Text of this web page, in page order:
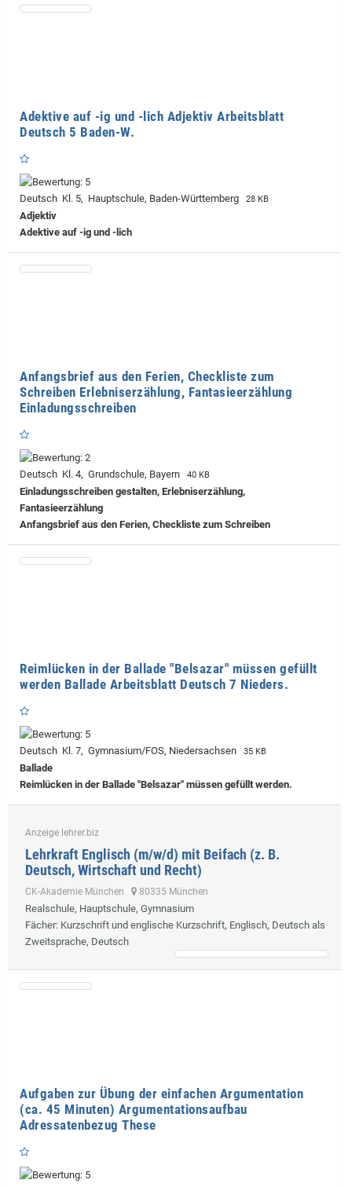
Adektive auf -ig und -lich Adjektiv Arbeitsblatt
Deutsch 5 Baden-W.
Deutsch Kl. 5, Hauptschule, Baden-Württemberg 28 KB
Adjektiv
Adektive auf -ig und -lich
Anfangsbrief aus den Ferien, Checkliste zum
Schreiben Erlebniserzählung, Fantasieerzählung
Einladungsschreiben
Deutsch Kl. 4, Grundschule, Bayern 40 KB
Einladungsschreiben gestalten, Erlebniserzählung,
Fantasieerzählung
Anfangsbrief aus den Ferien, Checkliste zum Schreiben
Reimlücken in der Ballade "Belsazar" müssen gefüllt
werden Ballade Arbeitsblatt Deutsch 7 Nieders.
Deutsch Kl. 7, Gymnasium/FOS, Niedersachsen 35 KB
Ballade
Reimlücken in der Ballade "Belsazar" müssen gefüllt werden.
Anzeige lehrer.biz
Lehrkraft Englisch (m/w/d) mit Beifach (z. B.
Deutsch, Wirtschaft und Recht)
CK-Akademie München 80335 München
Realschule, Hauptschule, Gymnasium
Fächer: Kurzschrift und englische Kurzschrift, Englisch, Deutsch als
Zweitsprache, Deutsch
Aufgaben zur Übung der einfachen Argumentation
(ca. 45 Minuten) Argumentationsaufbau
Adressatenbezug These